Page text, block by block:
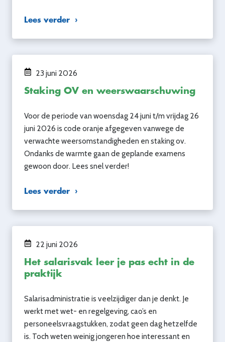
Lees verder
23 juni 2026
Staking OV en weerswaarschuwing
Voor de periode van woensdag 24 juni t/m vrijdag 26
juni 2026 is code oranje afgegeven vanwege de
verwachte weersomstandigheden en staking ov.
Ondanks de warmte gaan de geplande examens
gewoon door. Lees snel verder!
Lees verder
22 juni 2026
Het salarisvak leer je pas echt in de
praktijk
Salarisadministratie is veelzijdiger dan je denkt. Je
werkt met wet- en regelgeving, cao’s en
personeelsvraagstukken, zodat geen dag hetzelfde
is. Toch weten weinig jongeren hoe interessant en